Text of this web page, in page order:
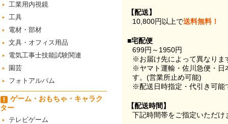
工業用内視鏡
工具
電材・部材
文具・オフィス用品
電気工事士技能試験関連
園芸
フォトアルバム
ゲーム・おもちゃ・キャラク
ター
テレビゲーム
【配送】
10,800円以上で送料無料！
■宅配便
699円～1950円
※お届け先によって異なりま
※ヤマト運輸・佐川急便・日
す。(営業所止め可能)
※配送日時指定・代引き可能
【配送時間】
下記時間帯をご指定いただけ